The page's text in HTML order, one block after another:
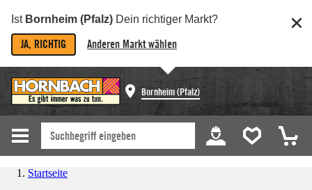
Ist Bornheim (Pfalz) Dein richtiger Markt?
JA, RICHTIG Anderen Markt wählen
Bornheim (Pfalz)
Startseite